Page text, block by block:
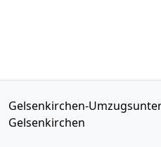
Gelsenkirchen-
Gelsenkirchen